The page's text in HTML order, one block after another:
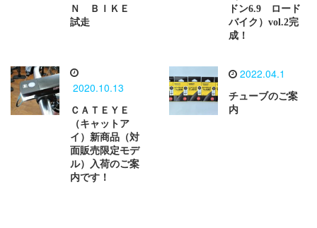
Ｎ ＢＩＫＥ
試走
ドン6.9 ロード
バイク）vol.2完
成！
2020.10.13
ＣＡＴＥＹＥ
（キャットア
イ）新商品（対
面販売限定モデ
ル）入荷のご案
内です！
2022.04.1
チューブのご案
内